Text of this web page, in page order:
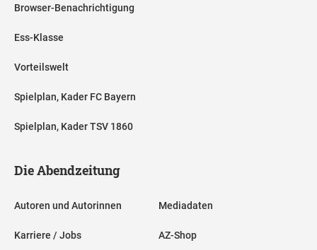
Browser-Benachrichtigung
Ess-Klasse
Vorteilswelt
Spielplan, Kader FC Bayern
Spielplan, Kader TSV 1860
Die Abendzeitung
Autoren und Autorinnen
Karriere / Jobs
Mediadaten
AZ-Shop